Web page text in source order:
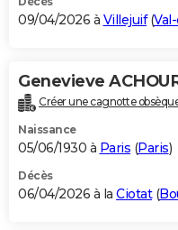
09/04/2026 à Villejuif(
Genevieve
Créer une cagnotte
Naissance
05/06/1930 à Paris (Paris)
Décès
06/04/2026 à la Ciotat(